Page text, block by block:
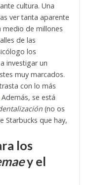
cultura. Una
ver tanta aparente
medio de millones
de las
los
investigar un
muy marcados.
con lo más
Además, se está
(no os
Starbucks que hay,
los
y el